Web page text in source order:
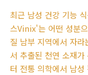
최근 남성 건강 기능
스Vinix'는 어떤 성분
질 남부 지역에서 자
서 추출된 천연 소재
터 전통 의학에서 남